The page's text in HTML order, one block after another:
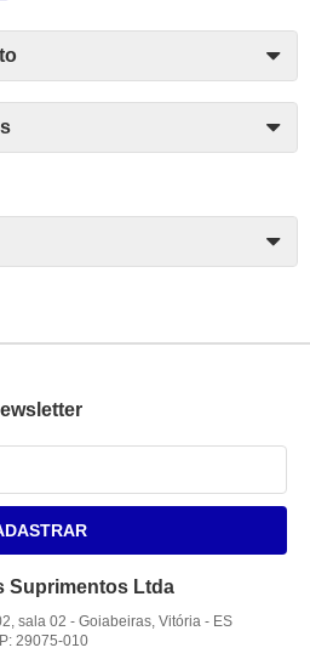
Suprimentos Ltda
sala 02 - Goiabeiras, Vitória- ES
29075-010